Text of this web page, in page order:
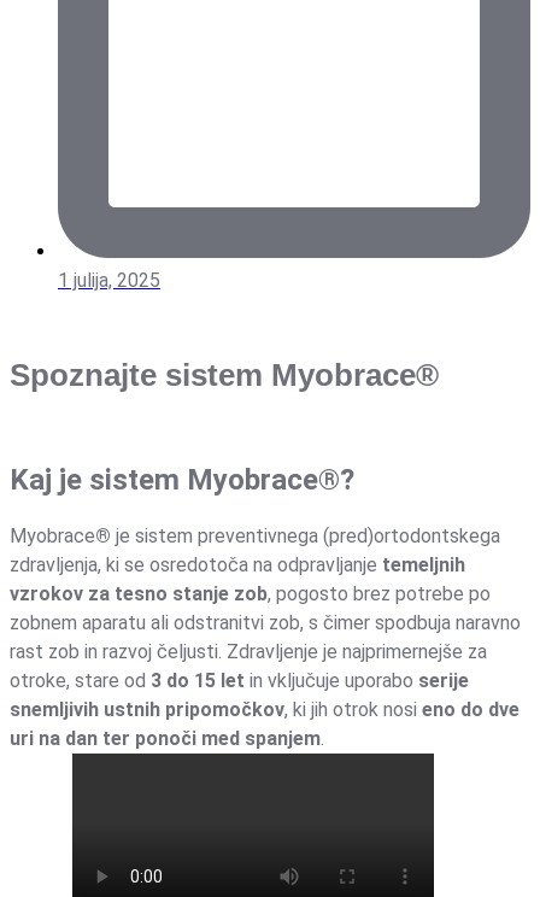
1 julija, 2025
Spoznajte sistem Myobrace®
Kaj je sistem Myobrace®?
Myobrace® je sistem preventivnega (pred)ortodontskega
zdravljenja, ki se osredotoča na odpravljanje temeljnih
vzrokov za tesno stanje zob, pogosto brez potrebe po
zobnem aparatu ali odstranitvi zob, s čimer spodbuja naravno
rast zob in razvoj čeljusti. Zdravljenje je najprimernejše za
otroke, stare od 3 do 15 let in vključuje uporabo serije
snemljivih ustnih pripomočkov, ki jih otrok nosi eno do dve
uri na dan ter ponoči med spanjem.